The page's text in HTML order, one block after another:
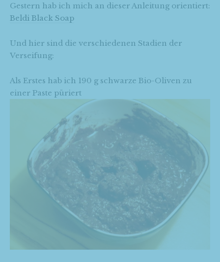
Gestern hab ich mich an dieser Anleitung orientiert:
Beldi Black Soap
Und hier sind die verschiedenen Stadien der
Verseifung:
Als Erstes hab ich 190 g schwarze Bio-Oliven zu
einer Paste püriert